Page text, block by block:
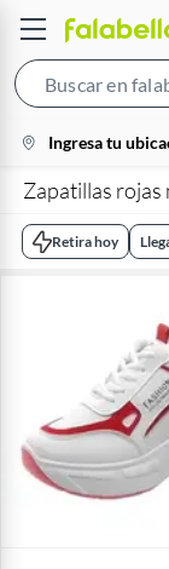
location-
icon
Ingresa tu
Zapatillas rojas
Retira hoy